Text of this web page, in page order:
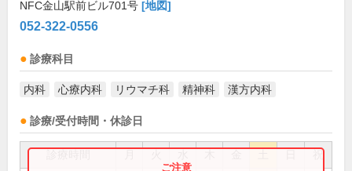
NFC金山駅前ビル701号 [地図]
052-322-0556
診療科目
内科 心療内科 リウマチ科 精神科 漢方内科
診療/受付時間・休診日
祝